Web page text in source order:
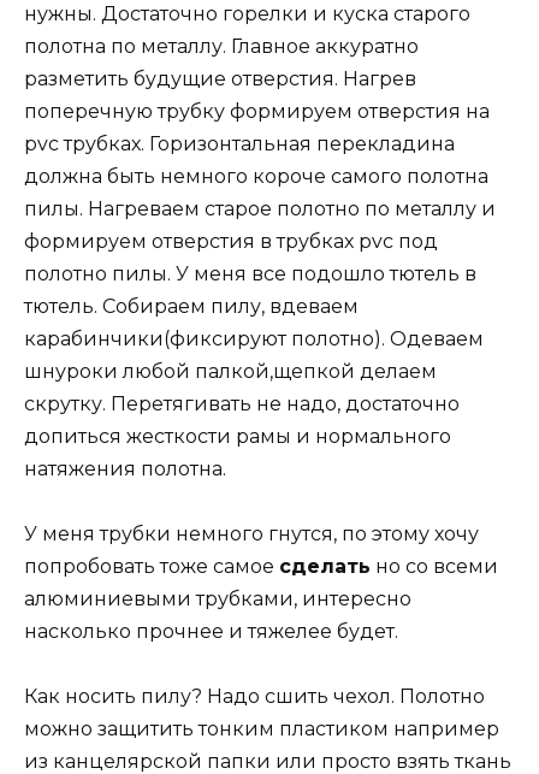
нужны. Достаточно горелки и куска старого
полотна по металлу. Главное аккуратно
разметить будущие отверстия. Нагрев
поперечную трубку формируем отверстия на
pvc трубках. Горизонтальная перекладина
должна быть немного короче самого полотна
пилы. Нагреваем старое полотно по металлу и
формируем отверстия в трубках pvc под
полотно пилы. У меня все подошло тютель в
тютель. Собираем пилу, вдеваем
карабинчики(фиксируют полотно). Одеваем
шнуроки любой палкой,щепкой делаем
скрутку. Перетягивать не надо, достаточно
допиться жесткости рамы и нормального
натяжения полотна.
У меня трубки немного гнутся, по этому хочу
попробовать тоже самое сделать но со всеми
алюминиевыми трубками, интересно
насколько прочнее и тяжелее будет.
Как носить пилу? Надо сшить чехол. Полотно
можно защитить тонким пластиком например
из канцелярской папки или просто взять ткань